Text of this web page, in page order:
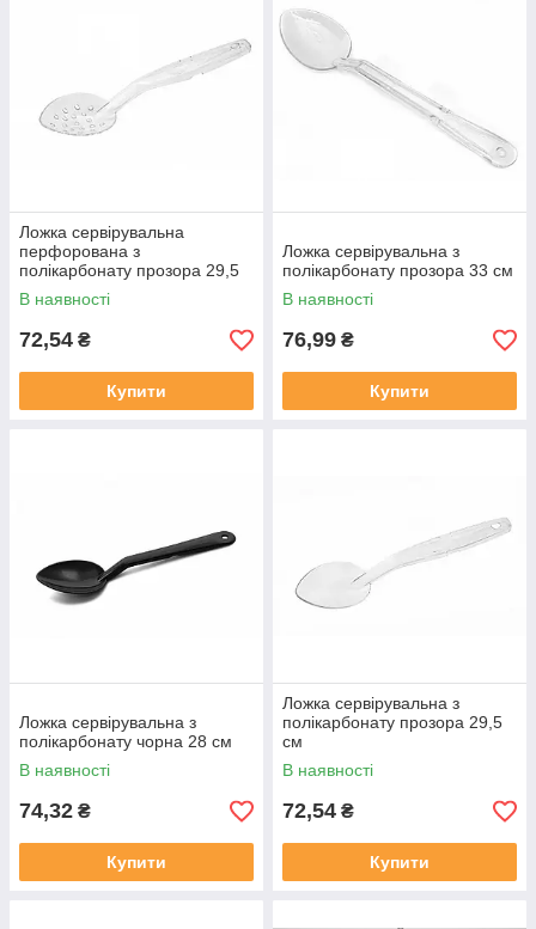
Ложка сервірувальна
перфорована з
полікарбонату прозора 29,5
см
В наявності
72,54 ₴
Купити
Ложка сервірувальна з
полікарбонату прозора 33 см
В наявності
76,99 ₴
Купити
Ложка сервірувальна з
полікарбонату чорна 28 см
В наявності
74,32 ₴
Купити
Ложка сервірувальна з
полікарбонату прозора 29,5
см
В наявності
72,54 ₴
Купити